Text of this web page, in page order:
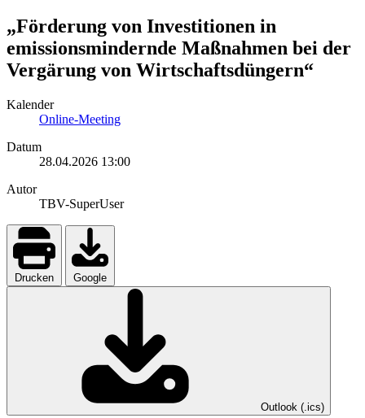
„Förderung von Investitionen in
emissionsmindernde Maßnahmen bei der
Vergärung von Wirtschaftsdüngern“
Kalender
Online-Meeting
Datum
28.04.2026 13:00
Autor
TBV-SuperUser
Drucken Google
Outlook (.ics)